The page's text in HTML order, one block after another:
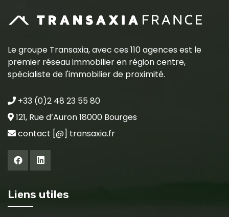
Le groupe Transaxia, avec ces 110 agences est le
premier réseau immobilier en région centre,
spécialiste de l'immobilier de proximité.
+33 (0)2 48 23 55 80
121, Rue d’Auron 18000 Bourges
contact [@] transaxia.fr
Liens utiles